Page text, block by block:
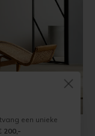
een unieke
200,-